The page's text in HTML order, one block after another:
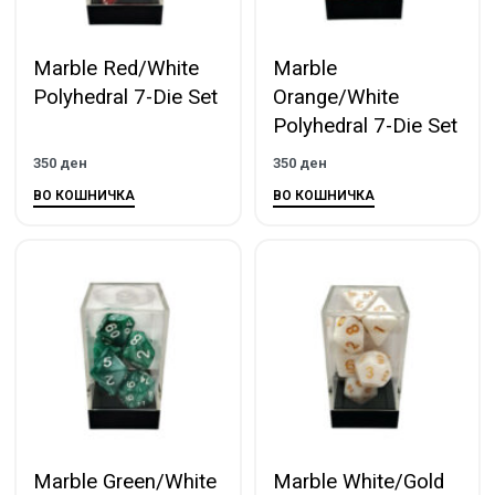
Marble Red/White
Polyhedral 7-Die Set
350 ден
ВО КОШНИЧКА
Marble
Orange/White
Polyhedral 7-Die Set
350 ден
ВО КОШНИЧКА
Marble Green/White
Marble White/Gold